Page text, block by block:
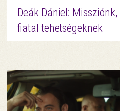
Deák Dániel:
fiatal tehetségeknek